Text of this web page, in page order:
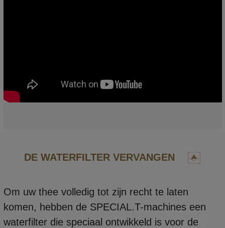
DE WATERFILTER VERVANGEN
Om uw thee volledig tot zijn recht te laten
komen, hebben de SPECIAL.T-machines een
waterfilter die speciaal ontwikkeld is voor de